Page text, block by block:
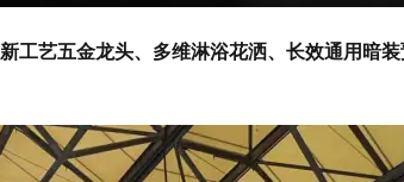
新工艺五金龙头、多维淋浴花洒、长效通用暗